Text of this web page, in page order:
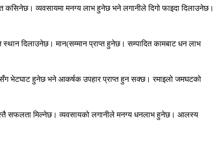
कसिनेछ। व्यवसायमा मनग्य लाभ हुनेछ भने लगानीले दिगो फाइदा दिलाउनेछ।
दिलाउनेछ। मान(सम्मान प्राप्त हुनेछ। सम्पादित कामबाट धन लाभ
भेटघाट हुनेछ भने आकर्षक उपहार प्राप्त हुन सक्छ। रमाइलो जमघटको
सफलता मिल्नेछ। व्यवसायको लगानीले मनग्य धनलाभ हुनेछ। आलस्य